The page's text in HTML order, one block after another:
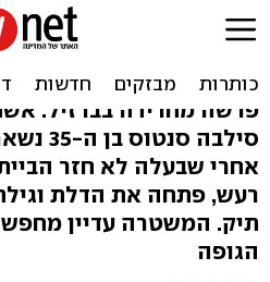
ראשו של שחקן
עיניו ולשונו
פרשה מחרידה בברזיל:
סילבה
אחרי שבעלה לא חזר
רעש, פתחה את הדלת
תיק. המשטרה עדיין
הגופה